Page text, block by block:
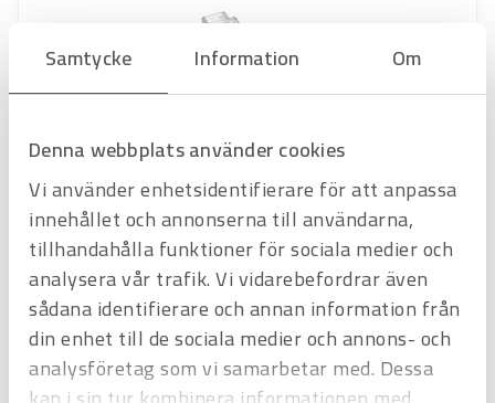
Samtycke Information Om
Denna webbplats använder cookies
Vi använder enhetsidentifierare för att anpassa
innehållet och annonserna till användarna,
tillhandahålla funktioner för sociala medier och
analysera vår trafik. Vi vidarebefordrar även
sådana identifierare och annan information från
din enhet till de sociala medier och annons- och
analysföretag som vi samarbetar med. Dessa
3526008
Clips till Kedjebelysning
S-Line. 10-pack
Offertpris
Favorit Varukorg